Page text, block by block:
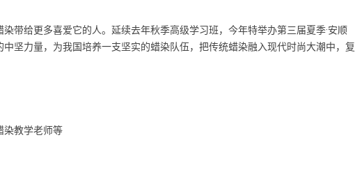
带给更多喜爱它的人。延续去年秋季高级学习班，今年特举办第三届夏季·安顺
坚力量，为我国培养一支坚实的蜡染队伍，把传统蜡染融入现代时尚大潮中，复
染教学老师等